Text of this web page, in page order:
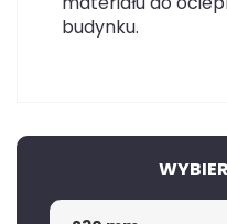
budynku.